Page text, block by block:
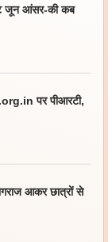
जून आंसर-की कब
पर पीआरटी,
आकर छात्रों से